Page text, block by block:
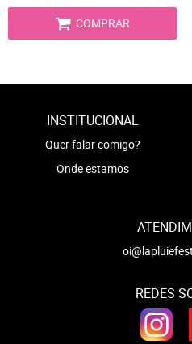
COMPRAR
INSTITUCIONAL
Quer falar comigo?
Onde estamos
REDES